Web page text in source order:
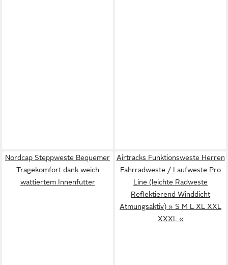
Nordcap Steppweste Bequemer
Tragekomfort dank weich
wattiertem Innenfutter
Airtracks Funktionsweste Herren
Fahrradweste / Laufweste Pro
Line (leichte Radweste
Reflektierend Winddicht
Atmungsaktiv) » S M L XL XXL
XXXL «